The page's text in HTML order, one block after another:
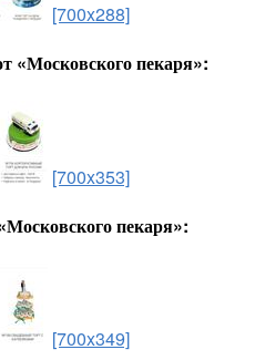
[700x288]
«Московского пекаря»:
[700x353]
пекаря»:
[700x349]